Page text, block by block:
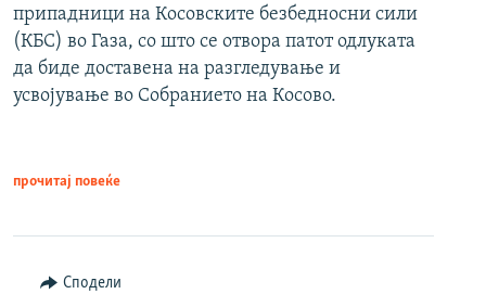
припадници на Косовските безбедносни сили
(КБС) во Газа, со што се отвора патот одлуката
да биде доставена на разгледување и
усвојување во Собранието на Косово.
прочитај повеќе
Сподели